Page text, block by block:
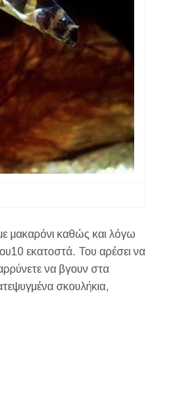
μακαρόνι καθώς και λόγω
εκατοστά. Του αρέσει να
να βγουν στα
σκουλήκια,